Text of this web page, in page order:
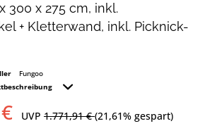
300 x 275 cm, inkl.
+ Kletterwand, inkl. Picknick-
Fungoo
UVP 1.771,91 €(21,61% gespart)